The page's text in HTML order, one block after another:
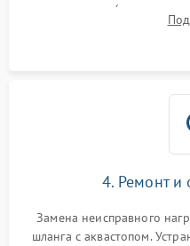
прессостата (датчика
концевика дверцы и
4. Ремонт и
Замена неисправного
шланга с аквастопом.